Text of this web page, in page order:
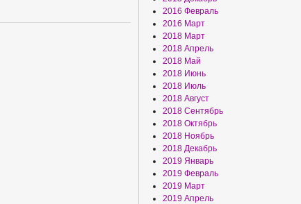
2016 Февраль
2016 Март
2018 Март
2018 Апрель
2018 Май
2018 Июнь
2018 Июль
2018 Август
2018 Сентябрь
2018 Октябрь
2018 Ноябрь
2018 Декабрь
2019 Январь
2019 Февраль
2019 Март
2019 Апрель